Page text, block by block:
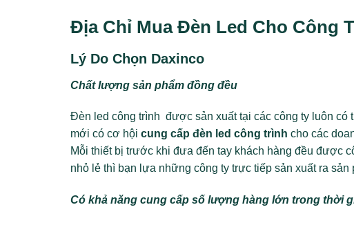
Địa Chỉ Mua Đèn Led Cho Công
Lý Do Chọn Daxinco
Chất lượng sản phẩm đồng đều
Đèn led công trình được sản xuất tại các công ty luôn
mới có cơ hội cung cấp đèn led công trình cho các
Mỗi thiết bị trước khi đưa đến tay khách hàng đều được
nhỏ lẻ thì bạn lựa những công ty trực tiếp sản xuất ra sản
Có khả năng cung cấp số lượng hàng lớn trong thời